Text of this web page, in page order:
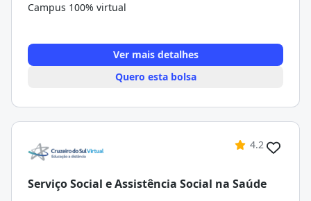
Campus 100% virtual
Ver mais detalhes
Quero esta bolsa
4.2
Serviço Social e Assistência Social na Saúde